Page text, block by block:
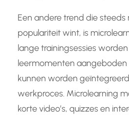
Een andere trend die steeds
populariteit wint, is
lange trainingsessies
leermomenten aangeboden
kunnen worden
werkproces. Microlearning
korte video’s, quizzes en